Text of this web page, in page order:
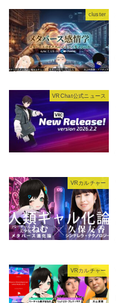
cluster
VRChat公式ニュース
VRカルチャー
VRカルチャー